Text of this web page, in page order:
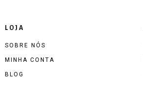
LOJA
SOBRE NÓS
MINHA CONTA
BLOG